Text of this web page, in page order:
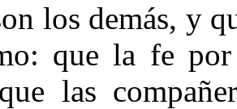
los demás, y
que la fe
las